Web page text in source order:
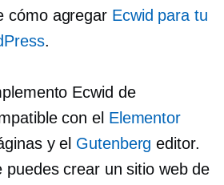
cómo agregar Ecwid para tu
.
Ecwid de
con el Elementor
y el Gutenberg editor.
puedes crear un sitio web de